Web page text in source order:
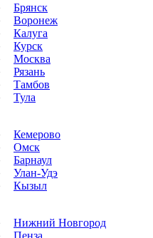
Брянск
Воронеж
Калуга
Курск
Москва
Рязань
Тамбов
Тула
Кемерово
Омск
Барнаул
Улан-Удэ
Кызыл
Нижний Новгород
Пенза